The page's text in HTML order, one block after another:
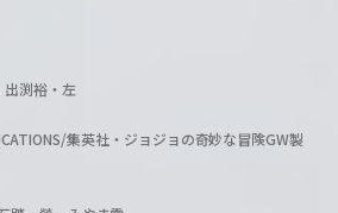
渕裕・左
集英社・ジョジョの奇妙な冒険GW製